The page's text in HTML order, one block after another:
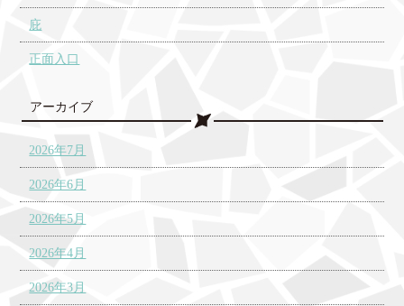
庇
正面入口
アーカイブ
2026年7月
2026年6月
2026年5月
2026年4月
2026年3月